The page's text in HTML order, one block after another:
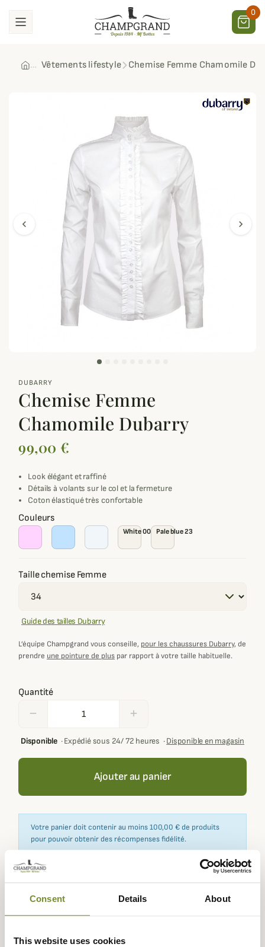
Consent Details About
This website uses cookies
0
Vêtements lifestyle Chemise Femme Chamomile
chevron_left chevron_right
DUBARRY
Chemise Femme
Chamomile Dubarry
99,00 €
Look élégant et raffiné
Détails à volants sur le col et la fermeture
Coton élastiqué très confortable
Couleurs
White 00 Pale blue 23
Taille chemise Femme
Guide des tailles Dubarry
L’équipe Champgrand vous conseille, pour les chaussures Dubarry, de
prendre une pointure de plus par rapport à votre taille habituelle.
Quantité
remove add
Disponible·Expédié sous 24/ 72 heures ·Disponible en magasin
Ajouter au panier
Votre panier doit contenir au moins 100,00 € de produits
pour pouvoir obtenir des récompenses fidélité.
Expédié dans
la journée
Échange ou
retour sous
Paiement
Paiement en